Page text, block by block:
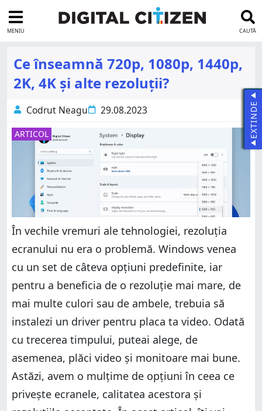
MENIU CAUTĂ
Ce înseamnă 720p, 1080p, 1440p,
2K, 4K și alte rezoluții?
Codrut Neagu 29.08.2023
ARTICOL
În vechile vremuri ale tehnologiei, rezoluția
ecranului nu era o problemă. Windows venea
cu un set de câteva opțiuni predefinite, iar
pentru a beneficia de o rezoluție mai mare, de
mai multe culori sau de ambele, trebuia să
instalezi un driver pentru placa ta video. Odată
cu trecerea timpului, puteai alege, de
asemenea, plăci video și monitoare mai bune.
Astăzi, avem o mulțime de opțiuni în ceea ce
privește ecranele, calitatea acestora și
EXTINDE